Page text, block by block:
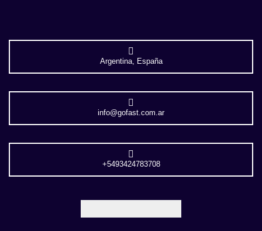
Argentina, España
info@gofast.com.ar
+5493424783708